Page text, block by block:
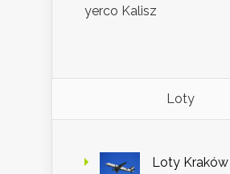
yerco Kalisz
Loty
Loty Kraków